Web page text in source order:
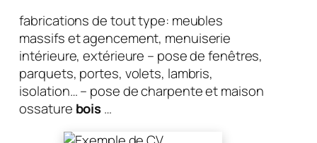
fabrications de tout type: meubles
massifs et agencement, menuiserie
intérieure, extérieure – pose de fenêtres,
parquets, portes, volets, lambris,
isolation… – pose de charpente et maison
ossature bois…